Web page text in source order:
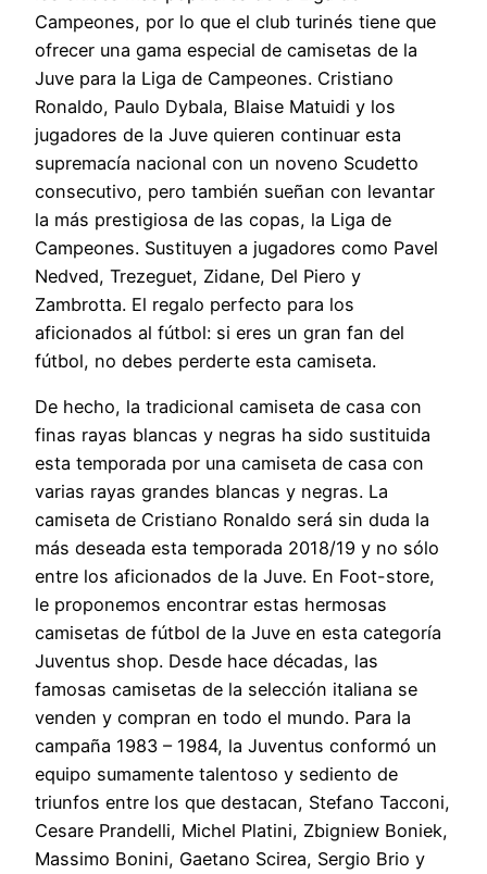
Campeones, por lo que el club turinés tiene que
ofrecer una gama especial de camisetas de la
Juve para la Liga de Campeones. Cristiano
Ronaldo, Paulo Dybala, Blaise Matuidi y los
jugadores de la Juve quieren continuar esta
supremacía nacional con un noveno Scudetto
consecutivo, pero también sueñan con levantar
la más prestigiosa de las copas, la Liga de
Campeones. Sustituyen a jugadores como Pavel
Nedved, Trezeguet, Zidane, Del Piero y
Zambrotta. El regalo perfecto para los
aficionados al fútbol: si eres un gran fan del
fútbol, no debes perderte esta camiseta.
De hecho, la tradicional camiseta de casa con
finas rayas blancas y negras ha sido sustituida
esta temporada por una camiseta de casa con
varias rayas grandes blancas y negras. La
camiseta de Cristiano Ronaldo será sin duda la
más deseada esta temporada 2018/19 y no sólo
entre los aficionados de la Juve. En Foot-store,
le proponemos encontrar estas hermosas
camisetas de fútbol de la Juve en esta categoría
Juventus shop. Desde hace décadas, las
famosas camisetas de la selección italiana se
venden y compran en todo el mundo. Para la
campaña 1983 – 1984, la Juventus conformó un
equipo sumamente talentoso y sediento de
triunfos entre los que destacan, Stefano Tacconi,
Cesare Prandelli, Michel Platini, Zbigniew Boniek,
Massimo Bonini, Gaetano Scirea, Sergio Brio y